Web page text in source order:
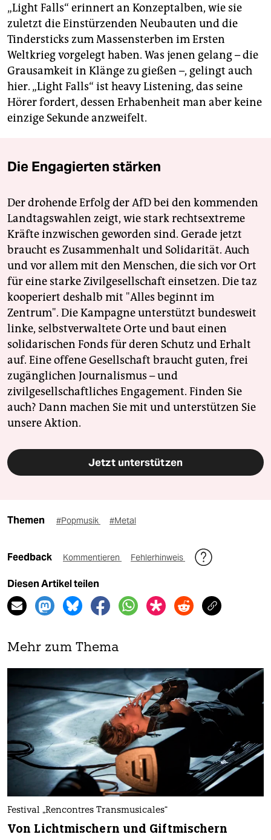
„Light Falls“ erinnert an Konzeptalben, wie sie
zuletzt die Einstürzenden Neubauten und die
Tindersticks zum Massensterben im Ersten
Weltkrieg vorgelegt haben. Was jenen gelang – die
Grausamkeit in Klänge zu gießen –, gelingt auch
hier. „Light Falls“ ist heavy Listening, das seine
Hörer fordert, dessen Erhabenheit man aber keine
einzige Sekunde anzweifelt.
Die Engagierten stärken
Der drohende Erfolg der AfD bei den kommenden
Landtagswahlen zeigt, wie stark rechtsextreme
Kräfte inzwischen geworden sind. Gerade jetzt
braucht es Zusammenhalt und Solidarität. Auch
und vor allem mit den Menschen, die sich vor Ort
für eine starke Zivilgesellschaft einsetzen. Die taz
kooperiert deshalb mit "Alles beginnt im
Zentrum". Die Kampagne unterstützt bundesweit
linke, selbstverwaltete Orte und baut einen
solidarischen Fonds für deren Schutz und Erhalt
auf. Eine offene Gesellschaft braucht guten, frei
zugänglichen Journalismus – und
zivilgesellschaftliches Engagement. Finden Sie
auch? Dann machen Sie mit und unterstützen Sie
unsere Aktion.
Jetzt unterstützen
Themen #Popmusik #Metal
Feedback Kommentieren Fehlerhinweis
Diesen Artikel teilen
Mehr zum Thema
Festival „Rencontres Transmusicales“
Von Lichtmischern und Giftmischern